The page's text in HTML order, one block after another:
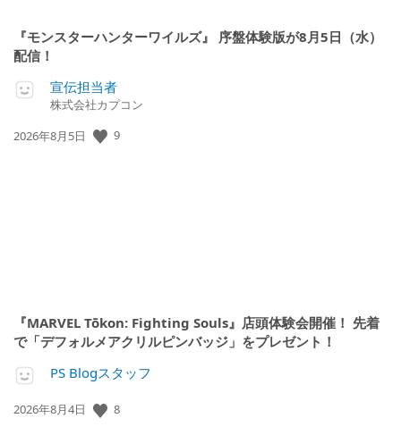
『モンスターハンターワイルズ』 序盤体験版が8月5日（水）
配信！
宣伝担当者
株式会社カプコン
公
2026年8月5日 9
『MARVEL Tōkon: Fighting Souls』店頭体験会開催！ 先着
で「デフォルメアクリルピンバッジ」をプレゼント！
PS Blogスタッフ
公
2026年8月4日 8